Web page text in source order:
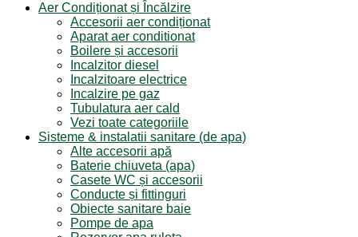
Aer Condiționat și Încălzire
Accesorii aer condiționat
Aparat aer conditionat
Boilere și accesorii
Incalzitor diesel
Incalzitoare electrice
Incalzire pe gaz
Tubulatura aer cald
Vezi toate categoriile
Sisteme & instalatii sanitare (de apa)
Alte accesorii apă
Baterie chiuveta (apa)
Casete WC și accesorii
Conducte și fittinguri
Obiecte sanitare baie
Pompe de apa